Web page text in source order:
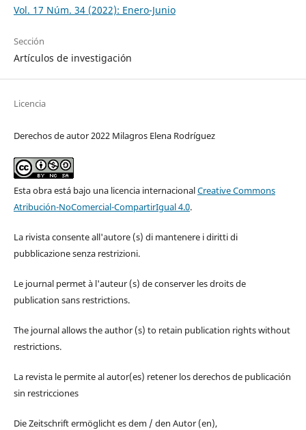
Vol. 17 Núm. 34 (2022): Enero-Junio
Sección
Artículos de investigación
Licencia
Derechos de autor 2022 Milagros Elena Rodríguez
Esta obra está bajo una licencia internacionalCreative Commons
Atribución-NoComercial-CompartirIgual 4.0.
La rivista consente all'autore (s) di mantenere i diritti di
pubblicazione senza restrizioni.
Le journal permet à l'auteur (s) de conserver les droits de
publication sans restrictions.
The journal allows the author (s) to retain publication rights without
restrictions.
La revista le permite al autor(es) retener los derechos de publicación
sin restricciones
Die Zeitschrift ermöglicht es dem / den Autor (en),